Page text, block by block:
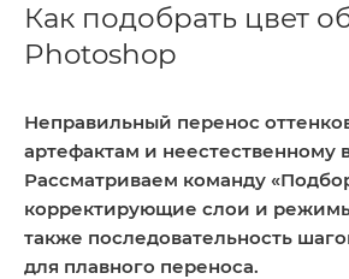
Как подобрать цвет
Photoshop
Неправильный перенос
артефактам и неестественному
Рассматриваем команду
корректирующие слои и
также последовательность
для плавного переноса.